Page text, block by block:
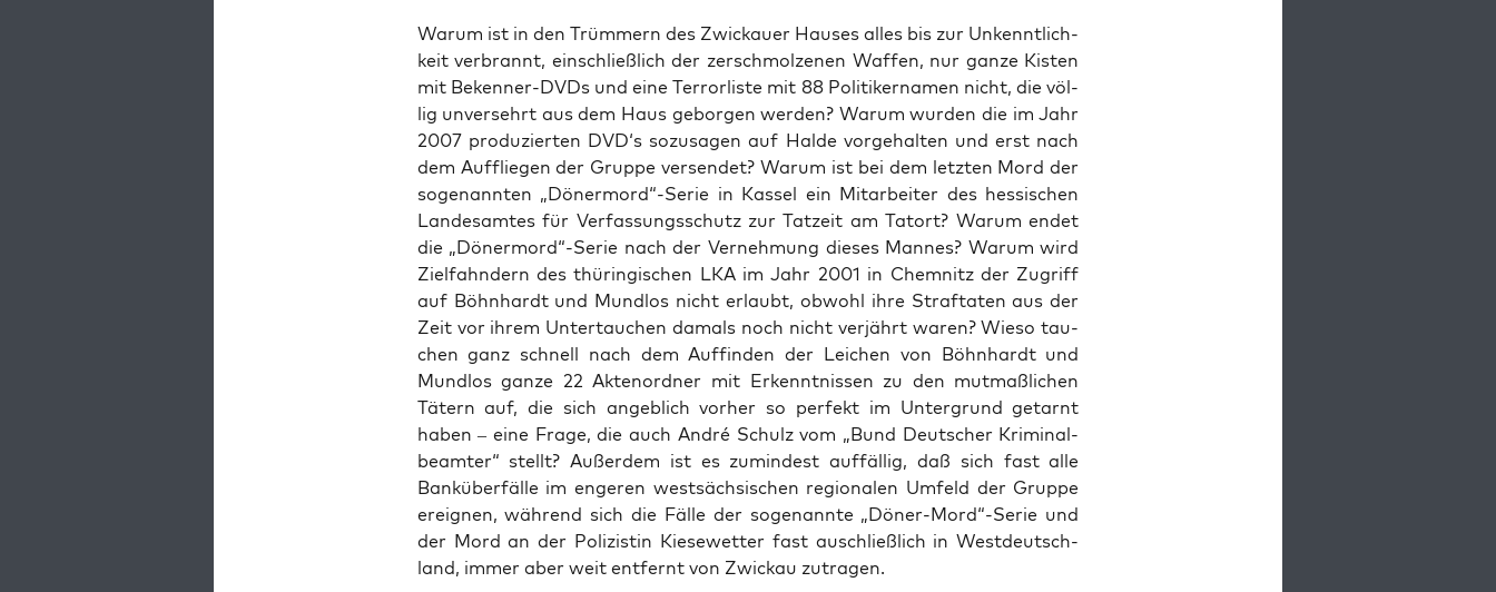
War­um ist in den Trüm­mern des Zwi­ckau­er Hau­ses alles bis zur Unkennt­lich­
keit ver­brannt, ein­schließ­lich der zer­schmol­ze­nen Waf­fen, nur gan­ze Kis­ten
mit Beken­ner-DVDs und eine Ter­ror­lis­te mit 88 Poli­ti­ker­na­men nicht, die völ­
lig unver­sehrt aus dem Haus gebor­gen wer­den? War­um wur­den die im Jahr
2007 pro­du­zier­ten DVD‘s sozu­sa­gen auf Hal­de vor­ge­hal­ten und erst nach
dem Auf­flie­gen der Grup­pe ver­sen­det? War­um ist bei dem letz­ten Mord der
soge­nann­ten „Dönermord“-Serie in Kas­sel ein Mit­ar­bei­ter des hes­si­schen
Lan­des­am­tes für Ver­fas­sungs­schutz zur Tat­zeit am Tat­ort? War­um endet
die „Dönermord“-Serie nach der Ver­neh­mung die­ses Man­nes? War­um wird
Ziel­fahn­dern des thü­rin­gi­schen LKA im Jahr 2001 in Chem­nitz der Zugriff
auf Böhn­hardt und Mund­los nicht erlaubt, obwohl ihre Straf­ta­ten aus der
Zeit vor ihrem Unter­tau­chen damals noch nicht ver­jährt waren? Wie­so tau­
chen ganz schnell nach dem Auf­fin­den der Lei­chen von Böhn­hardt und
Mund­los gan­ze 22 Akten­ord­ner mit Erkennt­nis­sen zu den mut­maß­li­chen
Tätern auf, die sich angeb­lich vor­her so per­fekt im Unter­grund getarnt
haben – eine Fra­ge, die auch André Schulz vom „Bund Deut­scher Kri­mi­nal­
be­am­ter“ stellt? Außer­dem ist es zumin­dest auf­fäl­lig, daß sich fast alle
Bank­über­fäl­le im enge­ren west­säch­si­schen regio­na­len Umfeld der Grup­pe
ereig­nen, wäh­rend sich die Fäl­le der soge­nann­te „Döner-Mord“-Serie und
der Mord an der Poli­zis­tin Kie­se­wet­ter fast aus­chließ­lich in West­deutsch­
land, immer aber weit ent­fernt von Zwi­ckau zutragen.